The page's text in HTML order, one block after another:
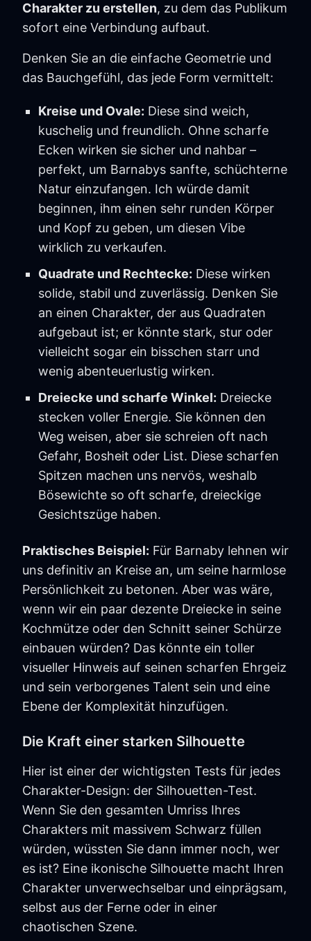
Charakter zu erstellen, zu dem das Publikum
sofort eine Verbindung aufbaut.
Denken Sie an die einfache Geometrie und
das Bauchgefühl, das jede Form vermittelt:
Kreise und Ovale: Diese sind weich,
kuschelig und freundlich. Ohne scharfe
Ecken wirken sie sicher und nahbar –
perfekt, um Barnabys sanfte, schüchterne
Natur einzufangen. Ich würde damit
beginnen, ihm einen sehr runden Körper
und Kopf zu geben, um diesen Vibe
wirklich zu verkaufen.
Quadrate und Rechtecke: Diese wirken
solide, stabil und zuverlässig. Denken Sie
an einen Charakter, der aus Quadraten
aufgebaut ist; er könnte stark, stur oder
vielleicht sogar ein bisschen starr und
wenig abenteuerlustig wirken.
Dreiecke und scharfe Winkel: Dreiecke
stecken voller Energie. Sie können den
Weg weisen, aber sie schreien oft nach
Gefahr, Bosheit oder List. Diese scharfen
Spitzen machen uns nervös, weshalb
Bösewichte so oft scharfe, dreieckige
Gesichtszüge haben.
Praktisches Beispiel: Für Barnaby lehnen wir
uns definitiv an Kreise an, um seine harmlose
Persönlichkeit zu betonen. Aber was wäre,
wenn wir ein paar dezente Dreiecke in seine
Kochmütze oder den Schnitt seiner Schürze
einbauen würden? Das könnte ein toller
visueller Hinweis auf seinen scharfen Ehrgeiz
und sein verborgenes Talent sein und eine
Ebene der Komplexität hinzufügen.
Die Kraft einer starken Silhouette
Hier ist einer der wichtigsten Tests für jedes
Charakter-Design: der Silhouetten-Test.
Wenn Sie den gesamten Umriss Ihres
Charakters mit massivem Schwarz füllen
würden, wüssten Sie dann immer noch, wer
es ist? Eine ikonische Silhouette macht Ihren
Charakter unverwechselbar und einprägsam,
selbst aus der Ferne oder in einer
chaotischen Szene.